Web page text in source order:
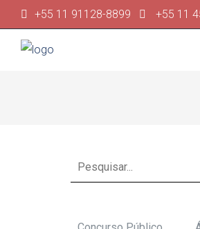
+55 11 91128-8899 +55 11